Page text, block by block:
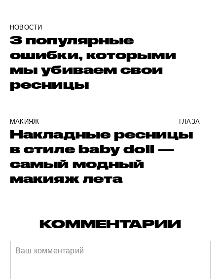
НОВОСТИ
3 популярные
ошибки, которыми
мы убиваем свои
ресницы
МАКИЯЖ ГЛАЗА
Накладные ресницы
в стиле baby doll —
самый модный
макияж лета
КОММЕНТАРИИ